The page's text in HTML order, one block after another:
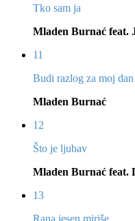
Tko sam ja
Mladen Burnać feat.
11
Budi razlog za moj dan
Mladen Burnać
12
Što je ljubav
Mladen Burnać feat.
13
Rana jesen miriše